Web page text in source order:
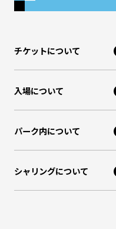
チケットについて
入場について
パーク内について
シャリングについて